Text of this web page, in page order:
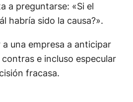
a preguntarse: «Si el
habría sido la causa?».
una empresa a anticipar
e incluso especular
fracasa.